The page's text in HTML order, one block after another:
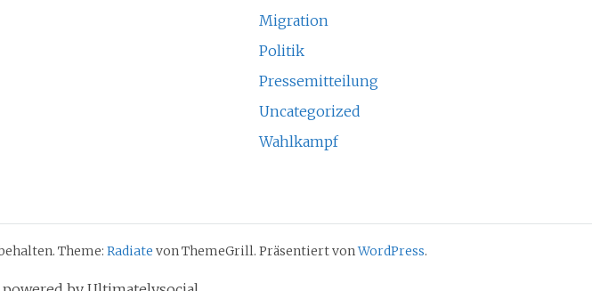
Migration
Politik
Pressemitteilung
Uncategorized
Wahlkampf
Theme: Radiate von ThemeGrill. Präsentiert vonWordPress.